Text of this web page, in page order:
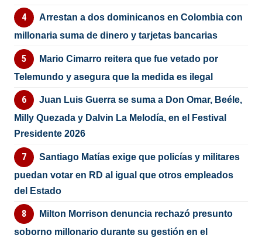
Arrestan a dos dominicanos en Colombia con
millonaria suma de dinero y tarjetas bancarias
Mario Cimarro reitera que fue vetado por
Telemundo y asegura que la medida es ilegal
Juan Luis Guerra se suma a Don Omar, Beéle,
Milly Quezada y Dalvin La Melodía, en el Festival
Presidente 2026
Santiago Matías exige que policías y militares
puedan votar en RD al igual que otros empleados
del Estado
Milton Morrison denuncia rechazó presunto
soborno millonario durante su gestión en el